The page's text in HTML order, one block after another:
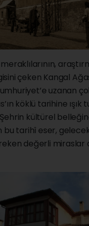
çeken Kangal
uzanan
köklü tarihine ışık
kültürel
bu tarihî eser,
değerli miraslar